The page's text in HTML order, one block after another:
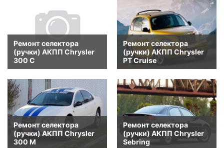
Ремонт селектора
(ручки) АКПП Chrysler
300 C
Ремонт селектора
(ручки) АКПП Chrysler
PT Cruise
Ремонт селектора
(ручки) АКПП Chrysler
300 M
Ремонт селектора
(ручки) АКПП Chrysler
Sebring